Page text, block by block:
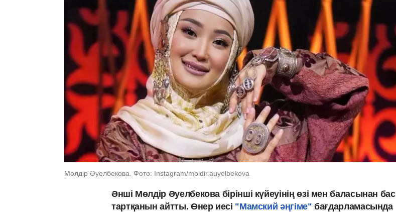
Мөлдір Әуелбекова. Фото: Instagram/moldir.auyelbekova
Әнші Мөлдір Әуелбекова бірінші күйеуінің өзі мен баласынан бас
тартқанын айтты. Өнер иесі "Мамский әңгіме" бағдарламасында